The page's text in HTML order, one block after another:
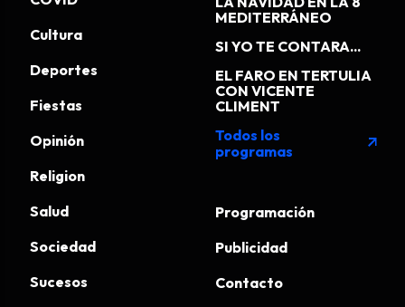
Cultura
Deportes
Fiestas
Opinión
Religion
Salud
Sociedad
Sucesos
MEDITERRÁNEO
SI YO TE CONTARA...
EL FARO EN TERTULIA
CON VICENTE
CLIMENT
Todos los
programas
arrow_outward
Programación
Publicidad
Contacto